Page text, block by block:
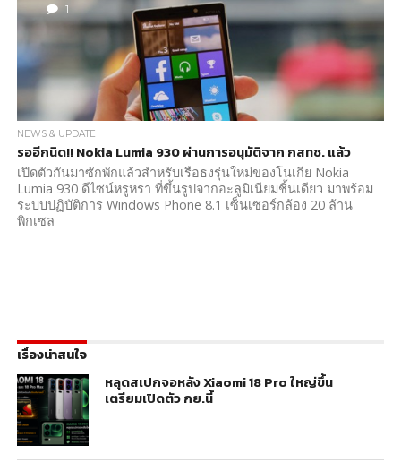
1
NEWS & UPDATE
รออีกนิด!! Nokia Lumia 930 ผ่านการอนุมัติจาก กสทช. แล้ว
เปิดตัวกันมาซักพักแล้วสำหรับเรือธงรุ่นใหม่ของโนเกีย Nokia
Lumia 930 ดีไซน์หรูหรา ที่ขึ้นรูปจากอะลูมิเนียมชิ้นเดียว มาพร้อม
ระบบปฏิบัติการ Windows Phone 8.1 เซ็นเซอร์กล้อง 20 ล้าน
พิกเซล
เรื่องน่าสนใจ
หลุดสเปกจอหลัง Xiaomi 18 Pro ใหญ่ขึ้น
เตรียมเปิดตัว กย.นี้